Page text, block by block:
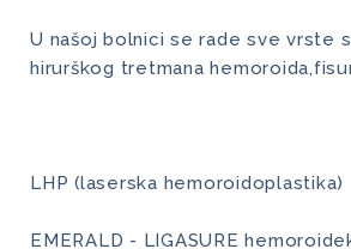
U našoj bolnici se rade sve vrste
hirurškog tretmana
LHP (laserska hemoroidoplastika)
EMERALD - LIGASURE